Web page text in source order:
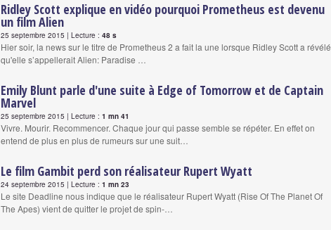
Ridley Scott explique en vidéo pourquoi Prometheus est devenu
un film Alien
25 septembre 2015 | Lecture : 48 s
Hier soir, la news sur le titre de Prometheus 2 a fait la une lorsque Ridley Scott a révélé
qu'elle s’appellerait Alien: Paradise …
Emily Blunt parle d'une suite à Edge of Tomorrow et de Captain
Marvel
25 septembre 2015 | Lecture : 1 mn 41
Vivre. Mourir. Recommencer. Chaque jour qui passe semble se répéter. En effet on
entend de plus en plus de rumeurs sur une suit…
Le film Gambit perd son réalisateur Rupert Wyatt
24 septembre 2015 | Lecture : 1 mn 23
Le site Deadline nous indique que le réalisateur Rupert Wyatt (Rise Of The Planet Of
The Apes) vient de quitter le projet de spin-…